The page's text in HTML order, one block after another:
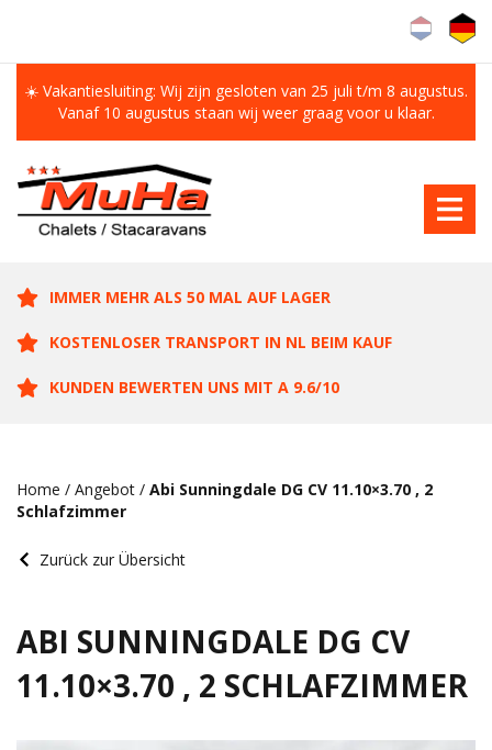
☀️ Vakantiesluiting: Wij zijn gesloten van 25 juli t/m 8 augustus.
Vanaf 10 augustus staan wij weer graag voor u klaar.
IMMER MEHR ALS 50 MAL AUF LAGER
KOSTENLOSER TRANSPORT IN NL BEIM KAUF
KUNDEN BEWERTEN UNS MIT A 9.6/10
Home / Angebot / Abi Sunningdale DG CV 11.10×3.70 , 2
Schlafzimmer
Zurück zur Übersicht
ABI SUNNINGDALE DG CV
11.10×3.70 , 2 SCHLAFZIMMER